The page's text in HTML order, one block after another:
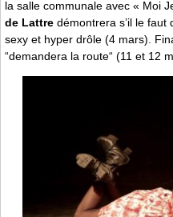
la salle communale avec « Moi
de Lattre démontrera s’il le faut
sexy et hyper drôle (4 mars).
“demandera la route“ (11 et 12